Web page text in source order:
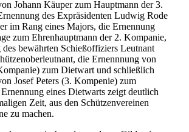
Johann Käuper zum Hauptmann der 3.
des Expräsidenten Ludwig Rode
im Rang eines Majors, die Ernennung
zum Ehrenhauptmann der 2. Kompanie,
bewährten Schießoffiziers Leutnant
die Ernennnung von
zum Dietwart und schließlich
Josef Peters (3. Kompenie) zum
eines Dietwarts zeigt deutlich
Zeit, aus den Schützenvereinen
zu machen.